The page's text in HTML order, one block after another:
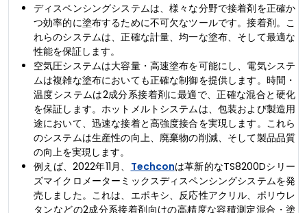
ディスペンシングシステムは、様々な分野で接着剤を正確か
つ効率的に塗布するために不可欠なツールです。接着剤。こ
れらのシステムは、正確な計量、均一な塗布、そして最適な
性能を保証します。
空気圧システムは大容量・高速塗布を可能にし、電気システ
ムは複雑な塗布においても正確な制御を提供します。時間・
温度システムは2成分系接着剤に最適で、正確な混合と硬化
を保証します。ホットメルトシステムは、包装および製造用
途において、迅速な接着と高強度接合を実現します。これら
のシステムは生産性の向上、廃棄物の削減、そして製品品質
の向上を実現します。
例えば、2022年11月、 Techconは革新的なTS8200Dシリー
ズマイクロメーターミックスディスペンシングシステムを発
売しました。これは、エポキシ、反応性アクリル、ポリウレ
タンなどの2成分系接着剤向けの高精度な容積測定混合・塗